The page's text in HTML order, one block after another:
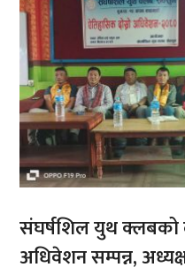
संघर्षशिल युथ क्लबको
अधिवेशन सम्पन्न,